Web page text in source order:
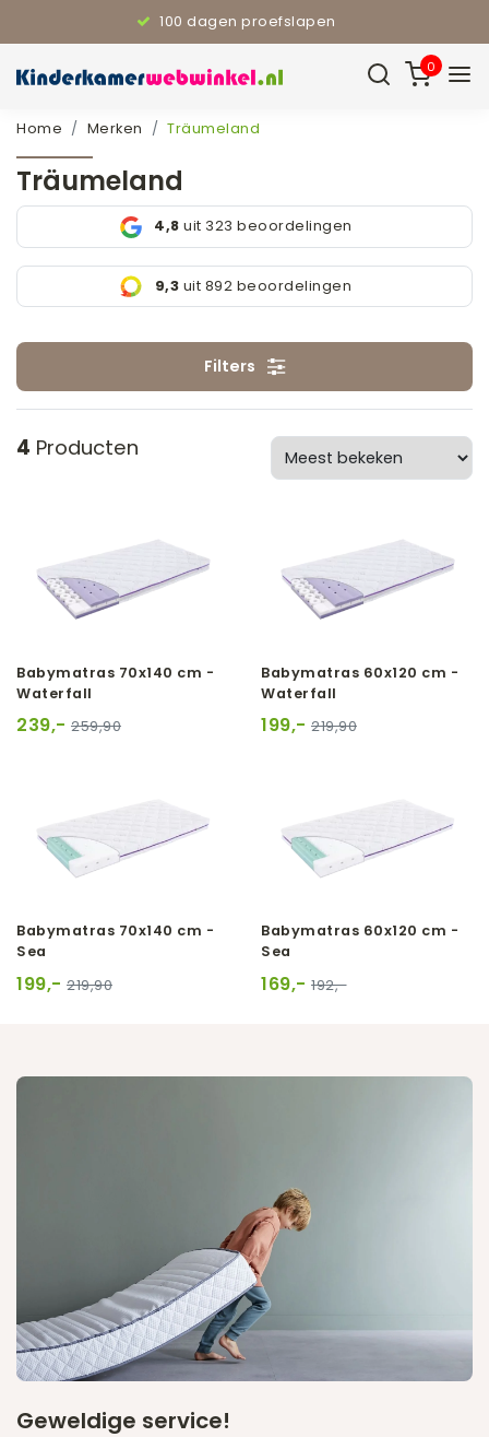
110% Laagste prijsgarantie
0
Home Merken Träumeland
Träumeland
4,8 uit 323 beoordelingen
9,3 uit 892 beoordelingen
Filters
4 Producten
Babymatras 70x140 cm -
Waterfall
239,- 259,90
Babymatras 60x120 cm -
Waterfall
199,- 219,90
Babymatras 70x140 cm -
Sea
199,- 219,90
Babymatras 60x120 cm -
Sea
169,- 192,-
Geweldige service!